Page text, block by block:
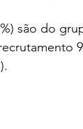
são do